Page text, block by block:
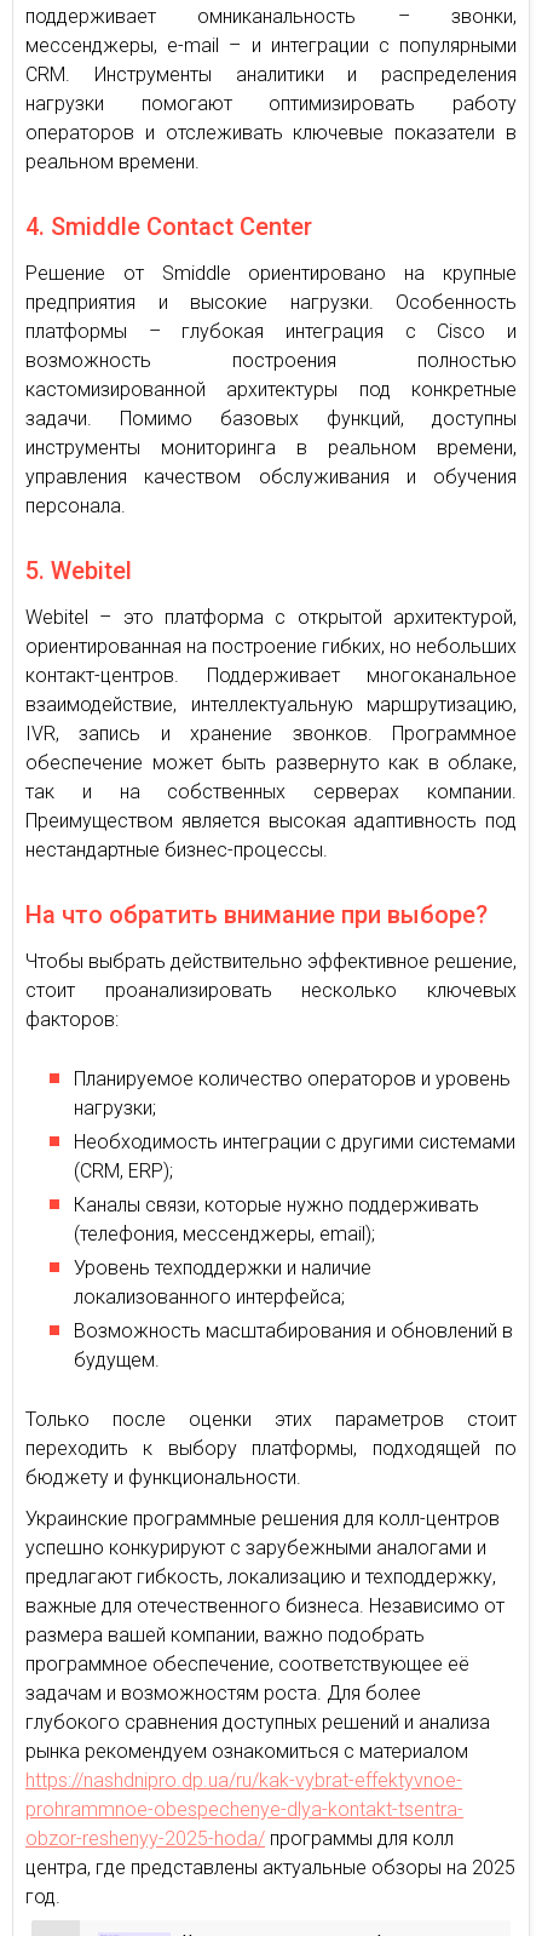
поддерживает омниканальность – звонки,
мессенджеры, e-mail – и интеграции с популярными
CRM. Инструменты аналитики и распределения
нагрузки помогают оптимизировать работу
операторов и отслеживать ключевые показатели в
реальном времени.
4. Smiddle Contact Center
Решение от Smiddle ориентировано на крупные
предприятия и высокие нагрузки. Особенность
платформы – глубокая интеграция с Cisco и
возможность построения полностью
кастомизированной архитектуры под конкретные
задачи. Помимо базовых функций, доступны
инструменты мониторинга в реальном времени,
управления качеством обслуживания и обучения
персонала.
5. Webitel
Webitel – это платформа с открытой архитектурой,
ориентированная на построение гибких, но небольших
контакт-центров. Поддерживает многоканальное
взаимодействие, интеллектуальную маршрутизацию,
IVR, запись и хранение звонков. Программное
обеспечение может быть развернуто как в облаке,
так и на собственных серверах компании.
Преимуществом является высокая адаптивность под
нестандартные бизнес-процессы.
На что обратить внимание при выборе?
Чтобы выбрать действительно эффективное решение,
стоит проанализировать несколько ключевых
факторов:
Планируемое количество операторов и уровень
нагрузки;
Необходимость интеграции с другими системами
(CRM, ERP);
Каналы связи, которые нужно поддерживать
(телефония, мессенджеры, email);
Уровень техподдержки и наличие
локализованного интерфейса;
Возможность масштабирования и обновлений в
будущем.
Только после оценки этих параметров стоит
переходить к выбору платформы, подходящей по
бюджету и функциональности.
Украинские программные решения для колл-центров
успешно конкурируют с зарубежными аналогами и
предлагают гибкость, локализацию и техподдержку,
важные для отечественного бизнеса. Независимо от
размера вашей компании, важно подобрать
программное обеспечение, соответствующее её
задачам и возможностям роста. Для более
глубокого сравнения доступных решений и анализа
рынка рекомендуем ознакомиться с материалом
https://nashdnipro.dp.ua/ru/kak-vybrat-effektyvnoe-
prohrammnoe-obespechenye-dlya-kontakt-tsentra-
obzor-reshenyy-2025-hoda/ программы для колл
центра, где представлены актуальные обзоры на 2025
год.